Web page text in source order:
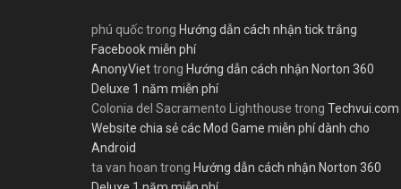
phú quốctrong Hướng dẫn cách nhận tick trắng
Facebook miễn phí
AnonyViettrong Hướng dẫn cách nhận Norton 360
Deluxe 1 năm miễn phí
Colonia del Sacramento Lighthouse trong Techvui.com
Website chia sẻ các Mod Game miễn phí dành cho
Android
ta van hoan trong Hướng dẫn cách nhận Norton 360